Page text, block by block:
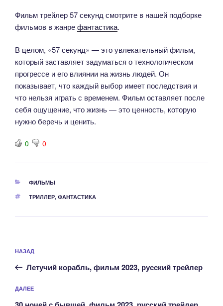
Фильм трейлер 57 секунд смотрите в нашей подборке
фильмов в жанрефантастика.
В целом, «57 секунд» — это увлекательный фильм,
который заставляет задуматься о технологическом
прогрессе и его влиянии на жизнь людей. Он
показывает, что каждый выбор имеет последствия и
что нельзя играть с временем. Фильм оставляет после
себя ощущение, что жизнь — это ценность, которую
нужно беречь и ценить.
0 0
РУБРИКИ
ФИЛЬМЫ
МЕТКИ
ТРИЛЛЕР, ФАНТАСТИКА
по
записям
Предыдущая
запись:
НАЗАД
Летучий корабль, фильм 2023, русский трейлер
Следующая
запись
ДАЛЕЕ